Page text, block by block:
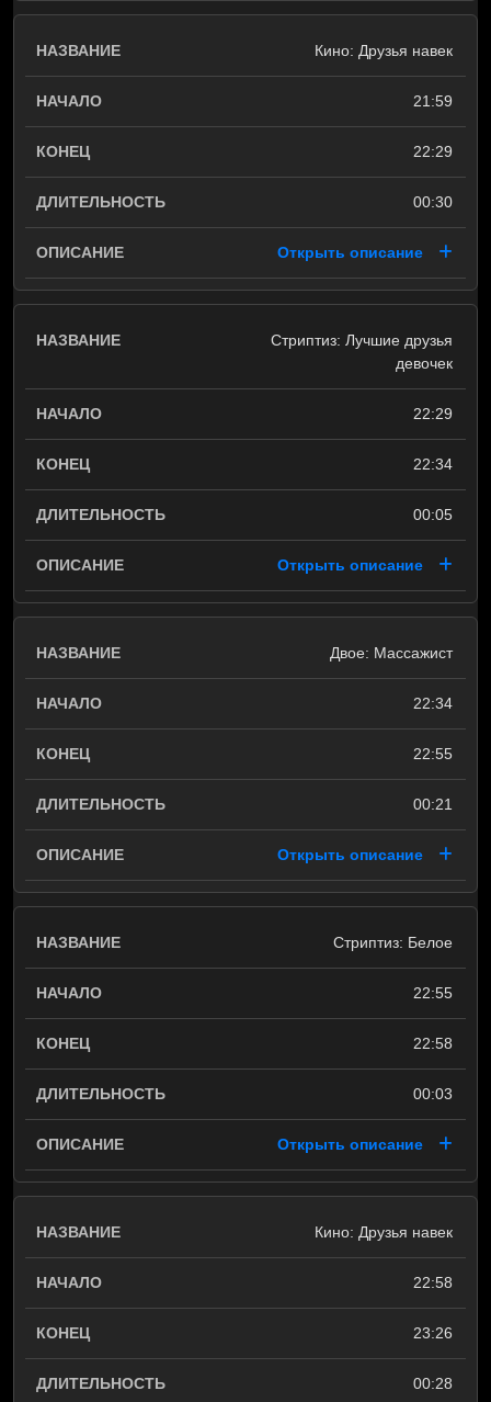
Кино: Друзья навек
21:59
22:29
00:30
Открыть описание
Стриптиз: Лучшие друзья
девочек
22:29
22:34
00:05
Открыть описание
Двое: Массажист
22:34
22:55
00:21
Открыть описание
Стриптиз: Белое
22:55
22:58
00:03
Открыть описание
Кино: Друзья навек
22:58
23:26
00:28